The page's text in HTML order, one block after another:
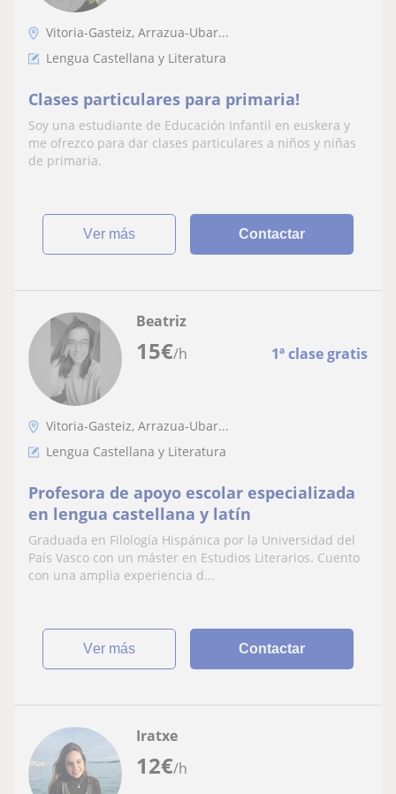
Vitoria-Gasteiz, Arrazua-Ubar...
Lengua Castellana y Literatura
Clases particulares para primaria!
Soy una estudiante de Educación Infantil en euskera y
me ofrezco para dar clases particulares a niños y niñas
de primaria.
ver más Contactar
15€/h 1ª clase gratis
Beatriz
Vitoria-Gasteiz, Arrazua-Ubar...
Lengua Castellana y Literatura
Profesora de apoyo escolar especializada
en lengua castellana y latín
Graduada en Filología Hispánica por la Universidad del
País Vasco con un máster en Estudios Literarios. Cuento
con una amplia experiencia d...
ver más Contactar
12€/h
Iratxe